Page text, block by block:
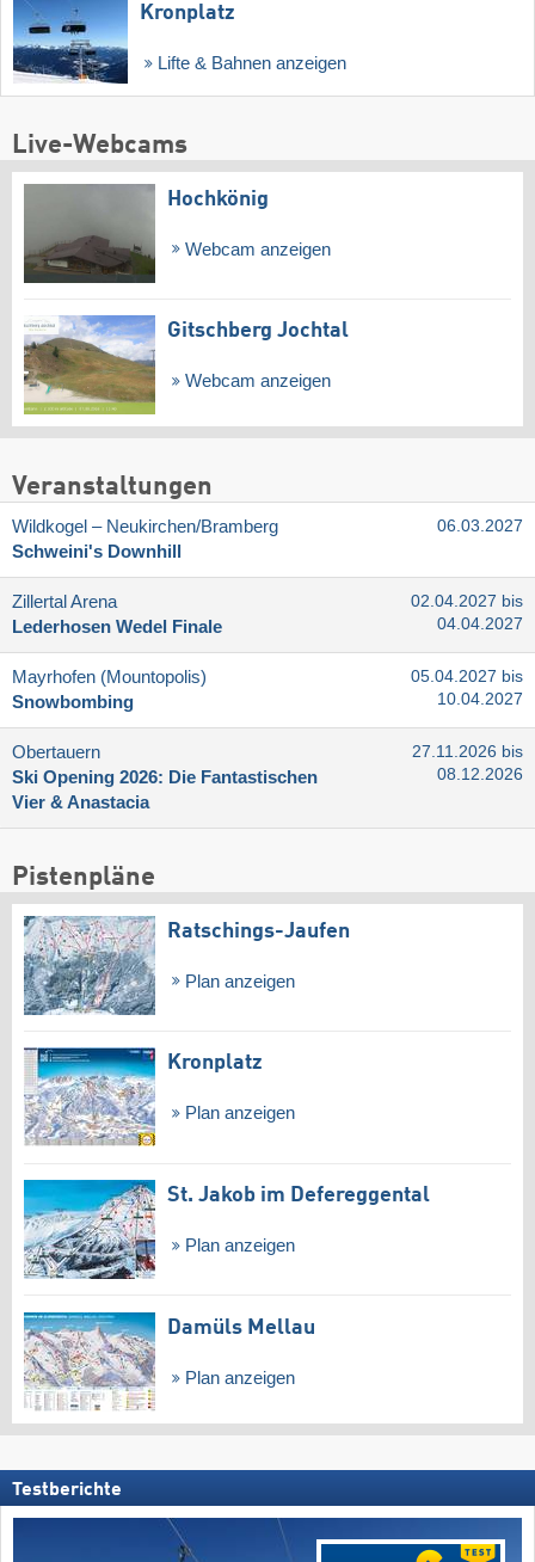
Kronplatz
Lifte & Bahnen anzeigen
Live-Webcams
Hochkönig
Webcam anzeigen
Gitschberg Jochtal
Webcam anzeigen
Veranstaltungen
Wildkogel – Neukirchen/​Bramberg
Schweini's Downhill
06.03.2027
Zillertal Arena
Lederhosen Wedel Finale
02.04.2027 bis
04.04.2027
Mayrhofen (Mountopolis)
Snowbombing
05.04.2027 bis
10.04.2027
Obertauern
Ski Opening 2026: Die Fantastischen
Vier & Anastacia
27.11.2026 bis
08.12.2026
Pistenpläne
Ratschings-Jaufen
Plan anzeigen
Kronplatz
Plan anzeigen
St. Jakob im Defereggental
Plan anzeigen
Damüls Mellau
Plan anzeigen
Testberichte